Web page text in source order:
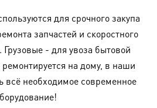
для срочного закупа
запчастей и скоростного
- для увоза бытовой
ремонтируется на дому, в наши
всё необходимое современное